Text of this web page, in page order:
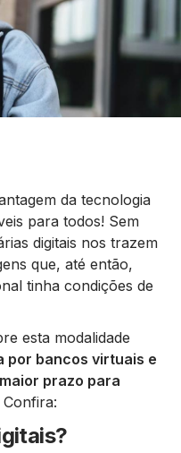
da tecnologia
para todos! Sem
digitais nos trazem
que, até então,
tinha condições de
esta modalidade
por bancos virtuais e
prazo para
Confira: